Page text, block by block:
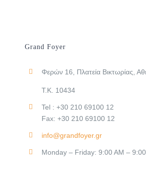
Grand Foyer
Φερών 16, Πλατεία Βικτωρίας,
Τ.Κ. 10434
Tel : +30 210 69100 12
Fax: +30 210 69100 12
info@grandfoyer.gr
Monday – Friday: 9:00 AM –